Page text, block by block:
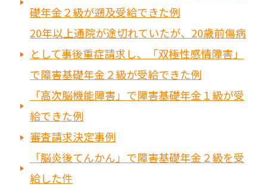
礎年金２級が遡及受給できた例
20年以上通院が途切れていたが、20歳前傷病
として事後重症請求し、「双極性感情障害」
で障害基礎年金２級が受給できた例
「高次脳機能障害」で障害基礎年金１級が受
給できた例
審査請求決定事例
「脳炎後てんかん」で障害基礎年金２級を受
給した件